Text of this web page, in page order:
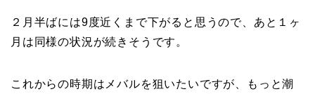
２月半ばには9度近くまで下がると思うので、あと１ヶ
月は同様の状況が続きそうです。
これからの時期はメバルを狙いたいですが、もっと潮